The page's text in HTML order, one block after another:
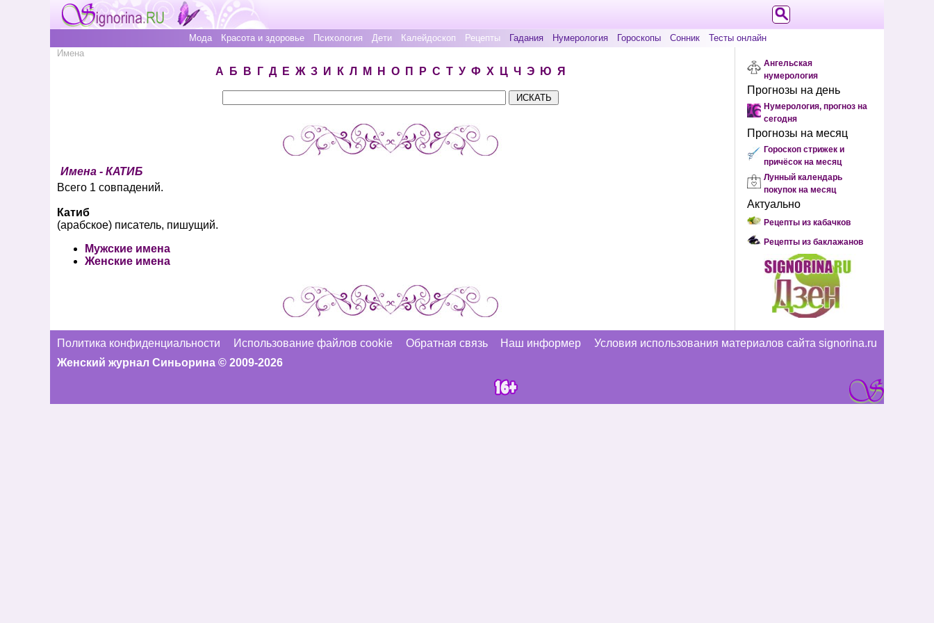
Мода Красота и здоровье Психология Дети Калейдоскоп Рецепты Гадания Нумерология Гороскопы Сонник
Тесты онлайн
Имена
А Б В Г Д Е Ж З И К Л М Н О П Р С Т У Ф Х Ц Ч Э Ю Я
Имена - КАТИБ
Всего 1 совпадений.
Катиб
(арабское) писатель, пишущий.
Мужские имена
Женские имена
Ангельская
нумерология
Прогнозы на день
Нумерология, прогноз на
сегодня
Прогнозы на месяц
Гороскоп стрижек и
причёсок на месяц
Лунный календарь
покупок на месяц
Актуально
Рецепты из кабачков
Рецепты из баклажанов
Политика конфиденциальности Использование файлов cookie Обратная связь Наш информер
Условия использования материалов сайта signorina.ru
Женский журнал Синьорина © 2009-2026